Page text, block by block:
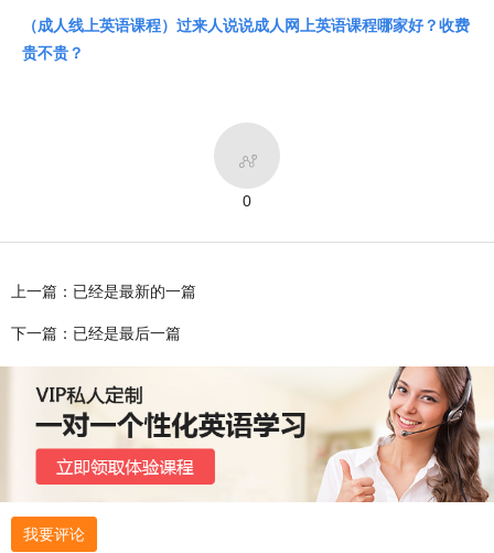
（成人线上英语课程）过来人说说成人网上英语课程哪家好？收费
贵不贵？

0
上一篇：已经是最新的一篇
下一篇：已经是最后一篇
我要评论